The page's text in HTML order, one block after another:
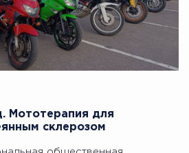
Мототерапия для
склерозом